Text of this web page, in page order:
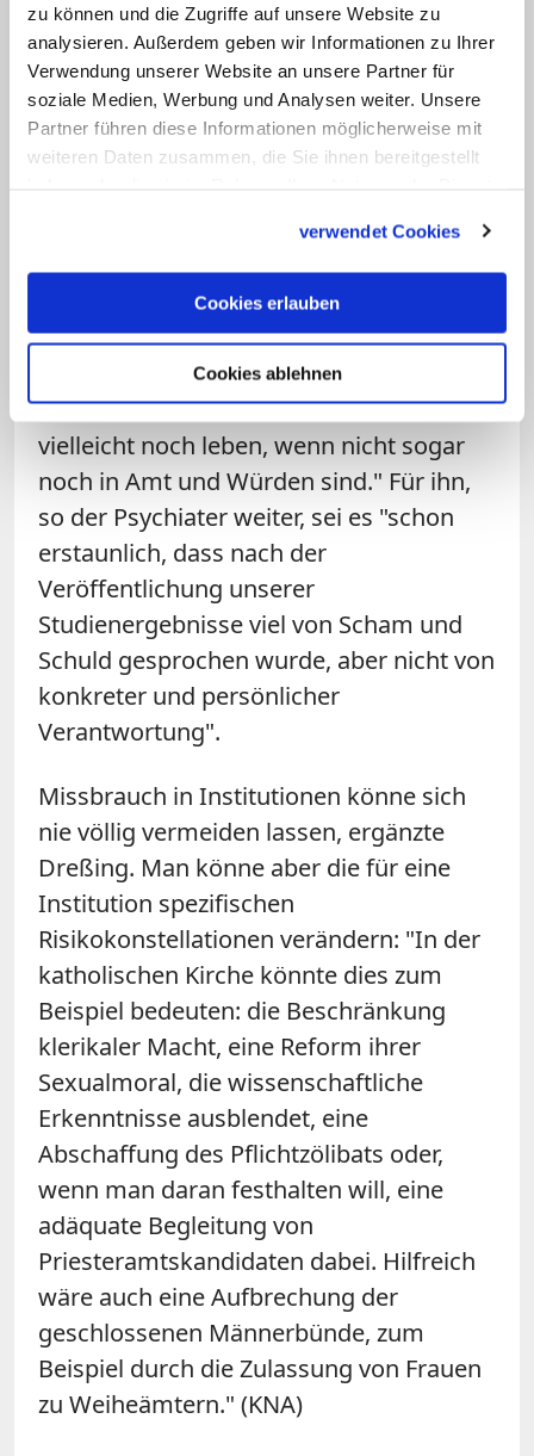
zu können und die Zugriffe auf unsere Website zu
analysieren. Außerdem geben wir Informationen zu Ihrer
Verwendung unserer Website an unsere Partner für
soziale Medien, Werbung und Analysen weiter. Unsere
Partner führen diese Informationen möglicherweise mit
weiteren Daten zusammen, die Sie ihnen bereitgestellt
verwendet Cookies
Cookies erlauben
Cookies ablehnen
vermeiden."
Die Aufarbeitung müsste aus Dreßings
Sicht "überregional erfolgen, nach
einheitlichen Standards und unter
diesem Zusammenhang müssten auch
die Strukturen noch näher untersucht
werden, die die Vertuschung des
Missbrauchs begünstigt haben: "Dabei
ist natürlich auch damit zu rechnen, dass
Verantwortliche benannt werden, die
vielleicht noch leben, wenn nicht sogar
noch in Amt und Würden sind." Für ihn,
so der Psychiater weiter, sei es "schon
erstaunlich, dass nach der
Veröffentlichung unserer
Studienergebnisse viel von Scham und
Schuld gesprochen wurde, aber nicht von
konkreter und persönlicher
Verantwortung".
Missbrauch in Institutionen könne sich
nie völlig vermeiden lassen, ergänzte
Dreßing. Man könne aber die für eine
Institution spezifischen
Risikokonstellationen verändern: "In der
katholischen Kirche könnte dies zum
Beispiel bedeuten: die Beschränkung
klerikaler Macht, eine Reform ihrer
Sexualmoral, die wissenschaftliche
Erkenntnisse ausblendet, eine
Abschaffung des Pflichtzölibats oder,
wenn man daran festhalten will, eine
adäquate Begleitung von
Priesteramtskandidaten dabei. Hilfreich
wäre auch eine Aufbrechung der
geschlossenen Männerbünde, zum
Beispiel durch die Zulassung von Frauen
zu Weiheämtern." (KNA)